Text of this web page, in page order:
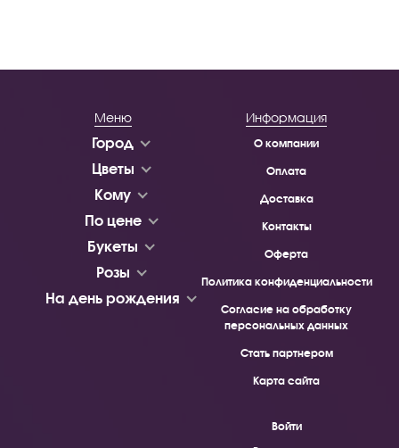
Меню
Город
Цветы
Кому
По цене
Букеты
Розы
На день рождения
Информация
О компании
Оплата
Доставка
Контакты
Оферта
Политика конфиденциальности
Согласие на обработку
персональных данных
Стать партнером
Карта сайта
Войти